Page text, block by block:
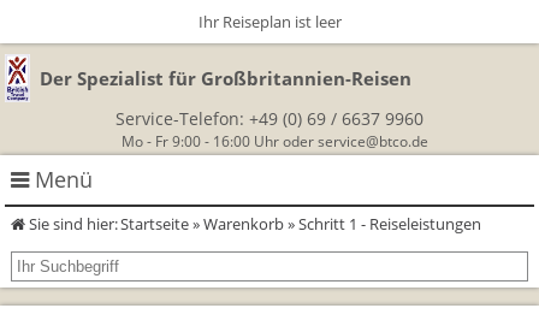
Der Spezialist für Großbritannien-Reisen
Service-Telefon: +49 (0) 69 / 6637 9960
Mo - Fr 9:00 - 16:00 Uhr oder service@btco.de
Menü
Rundreisen Großbritannien
Autorundreisen
Wanderurlaub
Sie sind hier:Startseite»Warenkorb» Schritt 1 - Reiseleistungen
Ihr Reiseplan ist leer